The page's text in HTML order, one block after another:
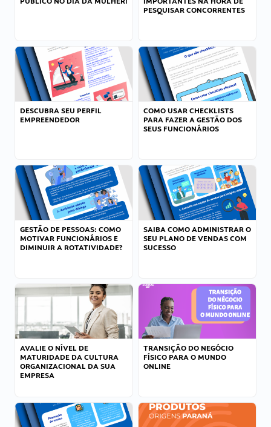
PESQUISAR CONCORRENTES
DESCUBRA SEU PERFIL
EMPREENDEDOR
COMO USAR CHECKLISTS
PARA FAZER A GESTÃO DOS
SEUS FUNCIONÁRIOS
GESTÃO DE PESSOAS: COMO
MOTIVAR FUNCIONÁRIOS E
DIMINUIR A ROTATIVIDADE?
SAIBA COMO ADMINISTRAR O
SEU PLANO DE VENDAS COM
SUCESSO
AVALIE O NÍVEL DE
MATURIDADE DA CULTURA
ORGANIZACIONAL DA SUA
EMPRESA
TRANSIÇÃO DO NEGÓCIO
FÍSICO PARA O MUNDO
ONLINE